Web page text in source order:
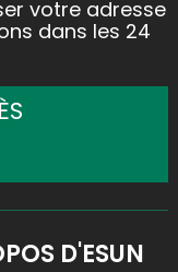
votre adresse
dans les 24
D'ESUN